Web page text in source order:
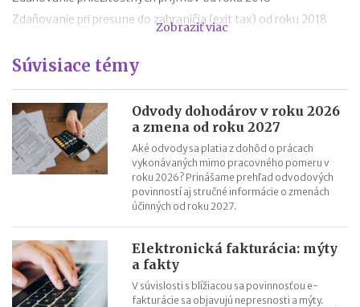
Zdaňovanie pri presune do zahraničia (exit tax) od roku 2018
Daňový bonus na hypotéky pre mladých od roku 2018
príjmov
Superodpočet nákladov na výskum a vývoj porastie od 1.1.2018
na 100 %
Daňové tajomstvo od roku 2018 a nové verejné zoznamy
Záväzné stanoviská budú od 1.1.2018 lacnejšie
Zobraziť viac
Súvisiace témy
Odvody dohodárov v roku 2026
a zmena od roku 2027
Aké odvody sa platia z dohôd o prácach
vykonávaných mimo pracovného pomeru v
roku 2026? Prinášame prehľad odvodových
povinností aj stručné informácie o zmenách
účinných od roku 2027.
Elektronická fakturácia: mýty
a fakty
V súvislosti s blížiacou sa povinnosťou e-
fakturácie sa objavujú nepresnosti a mýty.